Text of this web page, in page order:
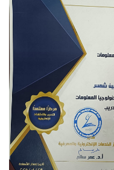
الخريجين
الموظفون
الزائـرون